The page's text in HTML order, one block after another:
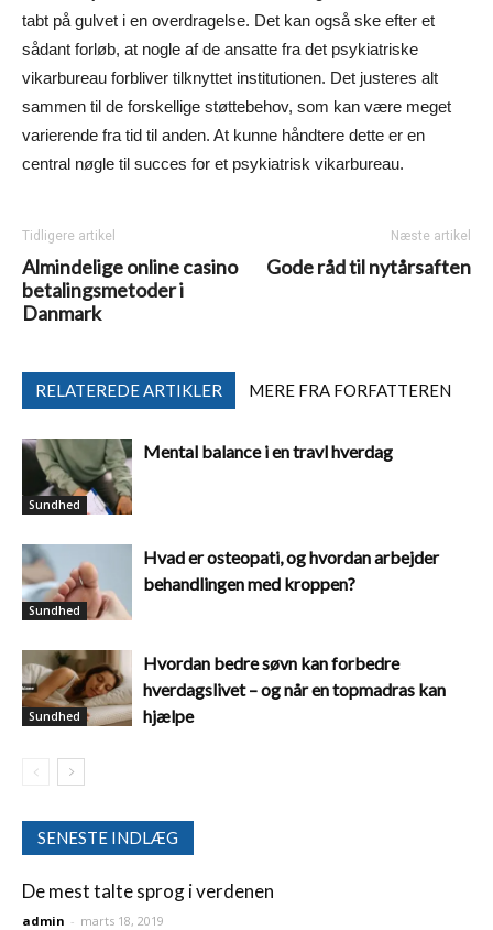
tabt på gulvet i en overdragelse. Det kan også ske efter et
sådant forløb, at nogle af de ansatte fra det psykiatriske
vikarbureau forbliver tilknyttet institutionen. Det justeres alt
sammen til de forskellige støttebehov, som kan være meget
varierende fra tid til anden. At kunne håndtere dette er en
central nøgle til succes for et psykiatrisk vikarbureau.
Tidligere artikel
Almindelige online casino
betalingsmetoder i
Danmark
Næste artikel
Gode råd til nytårsaften
RELATEREDE ARTIKLER MERE FRA FORFATTEREN
Sundhed
Mental balance i en travl hverdag
Sundhed
Hvad er osteopati, og hvordan arbejder
behandlingen med kroppen?
Sundhed
Hvordan bedre søvn kan forbedre
hverdagslivet – og når en topmadras kan
hjælpe
SENESTE INDLÆG
De mest talte sprog i verdenen
admin - marts 18, 2019